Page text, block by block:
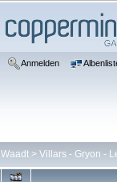
Anmelden
Waadt > Villars - Gryon -